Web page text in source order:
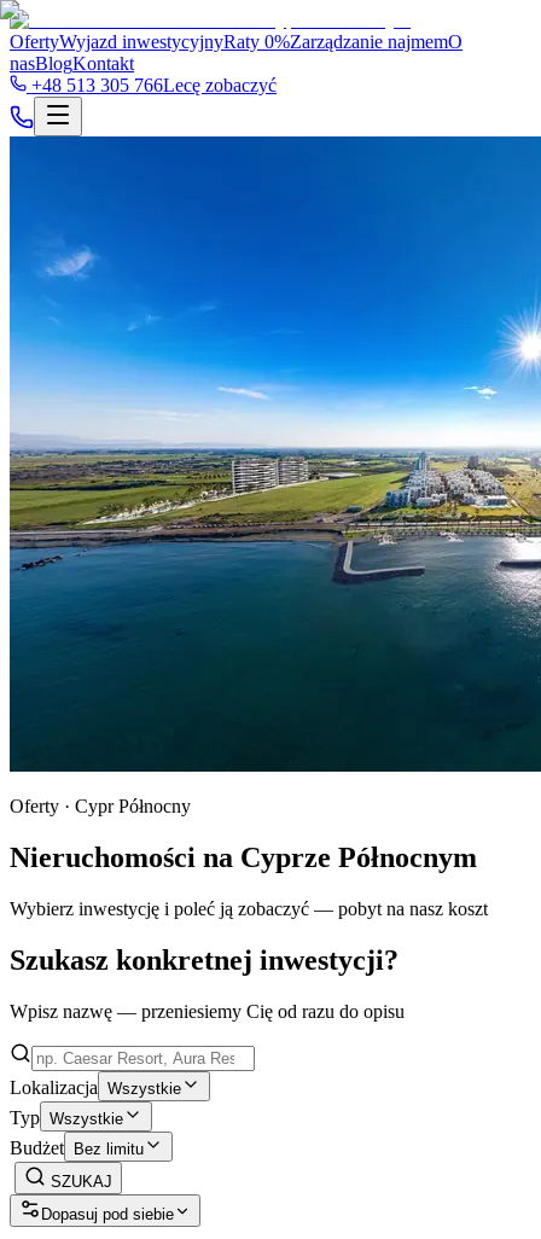
OfertyWyjazd inwestycyjnyRaty 0%Zarządzanie najmemO
nasBlogKontakt
+48 513 305 766Lecę zobaczyć
Oferty · Cypr Północny
Nieruchomości na Cyprze Północnym
Wybierz inwestycję i poleć ją zobaczyć — pobyt na nasz koszt
Szukasz konkretnej inwestycji?
Wpisz nazwę — przeniesiemy Cię od razu do opisu
Lokalizacja Wszystkie
Typ Wszystkie
Budżet Bez limitu
SZUKAJ
Dopasuj pod siebie